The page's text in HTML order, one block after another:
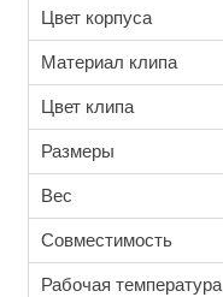
Цвет корпуса
Материал клипа
Цвет клипа
Размеры
Вес
Совместимость
Рабочая температура